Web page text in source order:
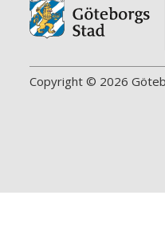
Copyright © 2026